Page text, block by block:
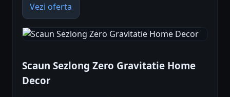
Vezi oferta
Scaun Sezlong Zero Gravitatie Home
Decor